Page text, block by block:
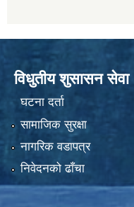
विधुतीय शुसासन सेवा
घटना दर्ता
सामाजिक सुरक्षा
नागरिक वडापत्र
निवेदनको ढाँचा